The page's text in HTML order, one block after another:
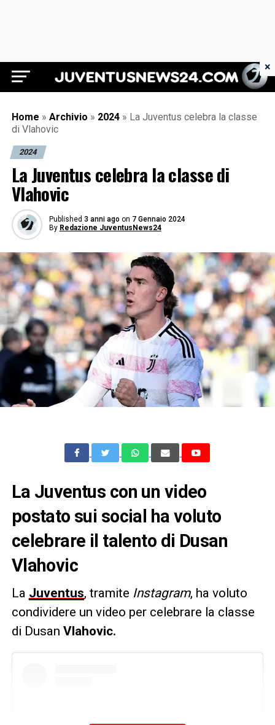
Juventus News 24
Home » Archivio » 2024 » La Juventus celebra la classe
di Vlahovic
2024
La Juventus celebra la classe di
Vlahovic
Published 3 anni ago on 7 Gennaio 2024
By Redazione JuventusNews24
La Juventus con un video
postato sui social ha voluto
celebrare il talento di Dusan
Vlahovic
La Juventus, tramite Instagram, ha voluto
condividere un video per celebrare la classe
di Dusan Vlahovic.
×